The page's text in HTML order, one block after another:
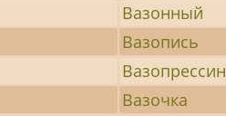
Вазонный
Вазопись
Вазопрессин
Вазочка